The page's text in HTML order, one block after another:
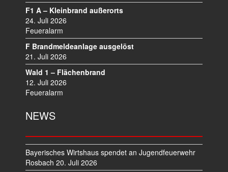
F1 A – Kleinbrand außerorts
24. Juli 2026
Feueralarm
F Brandmeldeanlage ausgelöst
21. Juli 2026
Wald 1 – Flächenbrand
12. Juli 2026
Feueralarm
NEWS
Bayerisches Wirtshaus spendet an Jugendfeuerwehr
Rosbach 20. Juli 2026